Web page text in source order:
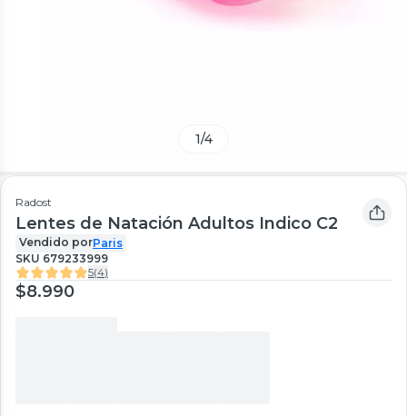
1/4
Radost
Lentes de Natación Adultos Indico C2
Vendido porParis
SKU 679233999
5(4)
$8.990